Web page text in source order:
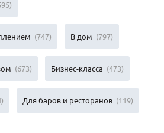
(747) В дом (797)
(673) Бизнес-класса (473)
Для баров и ресторанов (119)